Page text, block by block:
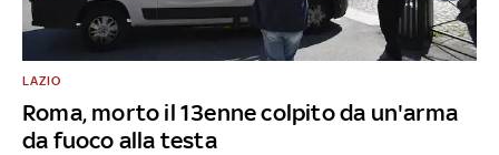
Roma, morto il 13enne colpito da un'arma
da fuoco alla testa
LAZIO